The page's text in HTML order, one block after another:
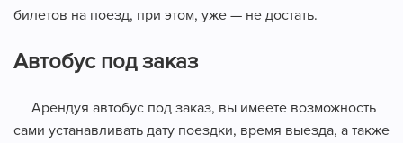
билетов на поезд, при этом, уже — не достать.
Автобус под заказ
Арендуя автобус под заказ, вы имеете возможность
сами устанавливать дату поездки, время выезда, а также